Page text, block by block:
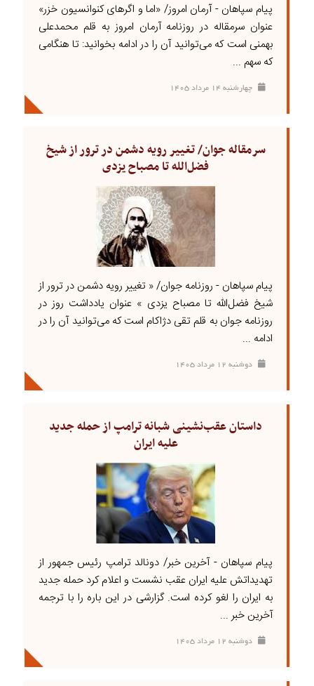
پیام سپاهان - آرمان امروز/ «اما و اگرهای کنوانسیون خزر»
عنوان سرمقاله در روزنامه آرمان امروز به قلم محمدعلی
بهمنی است که می‌توانید آن را در ادامه بخوانید: تا هنگامی
که سهم ...
چهارشنبه ۱۴ مرداد ۱۴۰۵
سرمقاله جوان/ تغییر رویه دشمن در ترور از شیخ
فضل‌الله تا مصباح یزدی
پیام سپاهان - روزنامه جوان/ « تغییر رویه دشمن در ترور از
شیخ فضل‌الله تا مصباح یزدی » عنوان یادداشت روز در
روزنامه جوان به قلم تقی دژاکام است که می‌توانید آن را در
ادامه ...
دوشنبه ۱۲ مرداد ۱۴۰۵
داستان عقب‌نشینی شبانه ترامپ از حمله جدید
علیه ایران
پیام سپاهان - آخرین خبر/ دونالد ترامپ رئیس جمهور از
تهدیداتش علیه ایران عقب نشست و اعلام کرد حمله جدید
به ایران را لغو کرده است. گزارشی در این باره را با ترجمه
آخرین خبر ...
دوشنبه ۱۲ مرداد ۱۴۰۵